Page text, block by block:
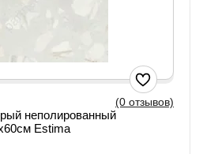
(0 отзывов)
неполированный
Estima